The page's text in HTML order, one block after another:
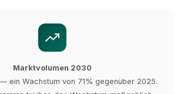
Marktvolumen 2030
— ein Wachstum von 71% gegenüber 2025.